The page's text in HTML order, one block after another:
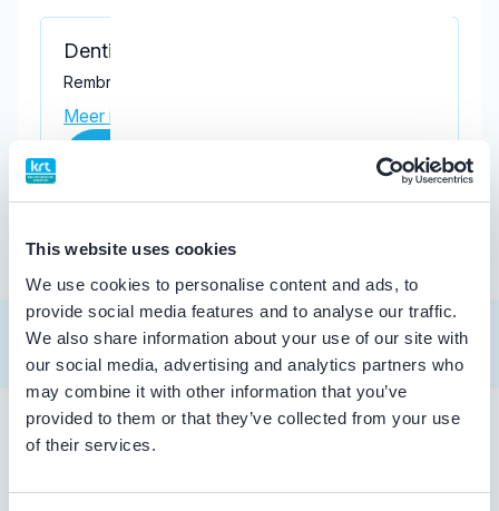
This website uses cookies
We use cookies to personalise content and ads, to
provide social media features and to analyse our traffic.
We also share information about your use of our site with
our social media, advertising and analytics partners who
may combine it with other information that you’ve
provided to them or that they’ve collected from your use
of their services.
Dentiris
Rembrandtlaan 79, Maassluis 3141 HK
Meer informatie praktijk
Tandarts in Maassluis